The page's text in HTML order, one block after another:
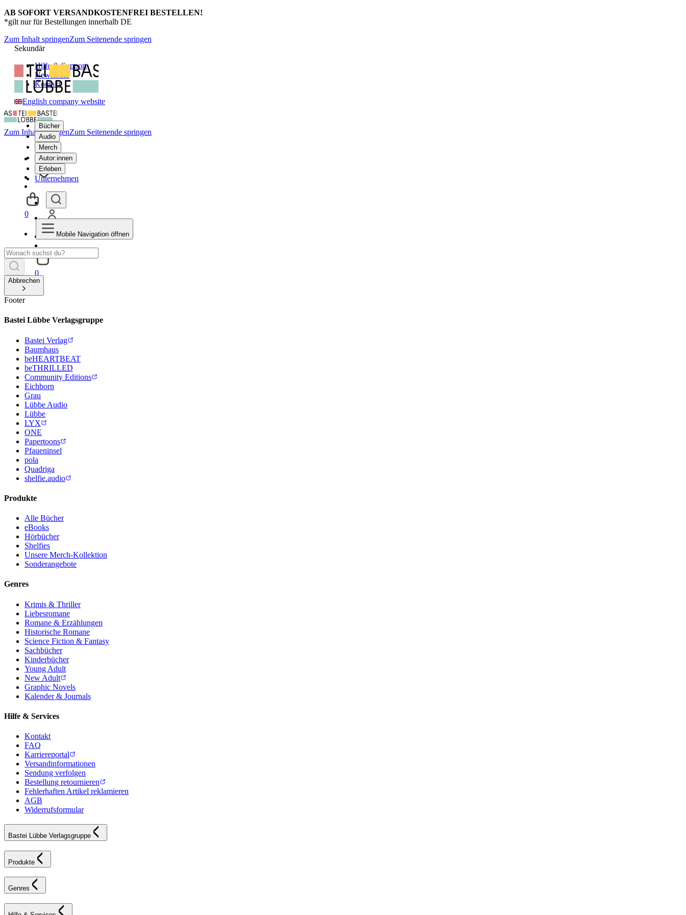
AB SOFORT VERSANDKOSTENFREI BESTELLEN!
*gilt nur für Bestellungen innerhalb DE
Zum Inhalt springenZum Seitenende springen
Sekundär
Hilfe & Support
Newsletter
Kontakt
English company website
Bücher
Audio
Merch
Autor:innen
Erleben
Unternehmen
0
Zum Inhalt springenZum Seitenende springen
0
Mobile Navigation öffnen
Abbrechen
Footer
Bastei Lübbe Verlagsgruppe
Bastei Verlag
Baumhaus
beHEARTBEAT
beTHRILLED
Community Editions
Eichborn
Grau
Lübbe Audio
Lübbe
LYX
ONE
Papertoons
Pfaueninsel
pola
Quadriga
shelfie.audio
Produkte
Alle Bücher
eBooks
Hörbücher
Shelfies
Unsere Merch-Kollektion
Sonderangebote
Genres
Krimis & Thriller
Liebesromane
Romane & Erzählungen
Historische Romane
Science Fiction & Fantasy
Sachbücher
Kinderbücher
Young Adult
New Adult
Graphic Novels
Kalender & Journals
Hilfe & Services
Kontakt
FAQ
Karriereportal
Versandinformationen
Sendung verfolgen
Bestellung retournieren
Fehlerhaften Artikel reklamieren
AGB
Widerrufsformular
Bastei Lübbe Verlagsgruppe
Produkte
Genres